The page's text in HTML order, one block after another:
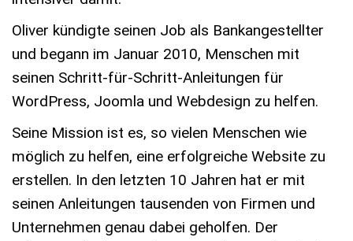
Oliver kündigte seinen Job als Bankangestellter
und begann im Januar 2010, Menschen mit
seinen Schritt-für-Schritt-Anleitungen für
WordPress, Joomla und Webdesign zu helfen.
Seine Mission ist es, so vielen Menschen wie
möglich zu helfen, eine erfolgreiche Website zu
erstellen. In den letzten 10 Jahren hat er mit
seinen Anleitungen tausenden von Firmen und
Unternehmen genau dabei geholfen. Der